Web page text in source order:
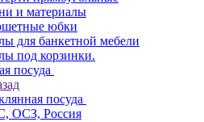
и материалы
юбки
для банкетной мебели
под корзинки.
посуда
посуда
ОСЗ, Россия